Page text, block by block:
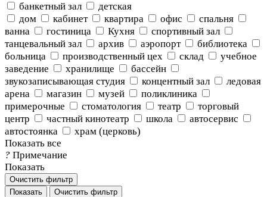
банкетный зал
детская
дом
кабинет квартира офис
спальня
ванна
гостиница Кухня
спортивный зал
танцевальный зал
архив аэропорт
библиотека
больница
производственный цех склад
учебное
заведение
хранилище
бассейн
звукозаписывающая студия
концентный зал
ледовая
арена
магазин музей
поликлиника
примерочные
стоматология театр
торговый
центр
частный кинотеатр школа
автосервис
автостоянка
храм (церковь)
Показать все
? Примечание
Показать
Очистить фильтр
Показать
Очистить фильтр